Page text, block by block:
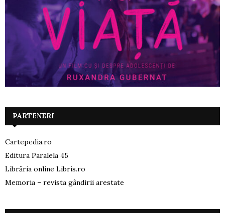
PARTENERI
Cartepedia.ro
Editura Paralela 45
Librăria online Libris.ro
Memoria – revista gândirii arestate